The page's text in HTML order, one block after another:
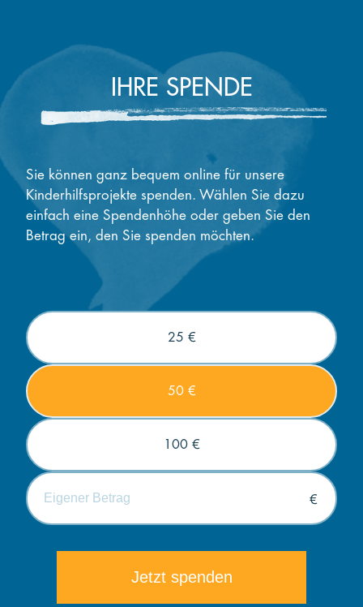
IHRE SPENDE
Sie können ganz bequem online für unsere
Kinderhilfsprojekte spenden. Wählen Sie dazu
einfach eine Spendenhöhe oder geben Sie den
Betrag ein, den Sie spenden möchten.
25 €
50 €
100 €
€